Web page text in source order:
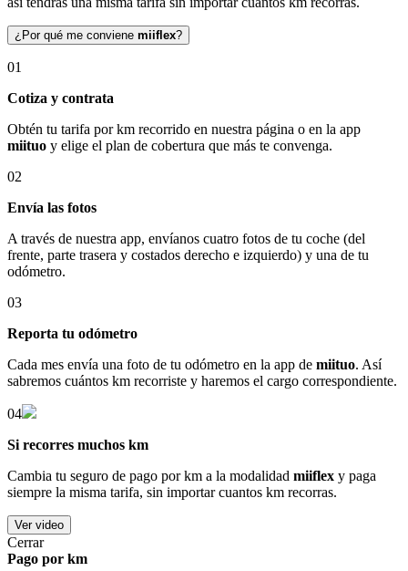
¿Por qué me conviene miiflex?
01
Cotiza y contrata
Obtén tu tarifa por km recorrido en nuestra página o en la app
miituo y elige el plan de cobertura que más te convenga.
02
Envía las fotos
A través de nuestra app, envíanos cuatro fotos de tu coche (del
frente, parte trasera y costados derecho e izquierdo) y una de tu
odómetro.
03
Reporta tu odómetro
Cada mes envía una foto de tu odómetro en la app de miituo. Así
sabremos cuántos km recorriste y haremos el cargo correspondiente.
04
Si recorres muchos km
Cambia tu seguro de pago por km a la modalidad miiflex y paga
siempre la misma tarifa, sin importar cuantos km recorras.
Ver video
Cerrar
Pago por km